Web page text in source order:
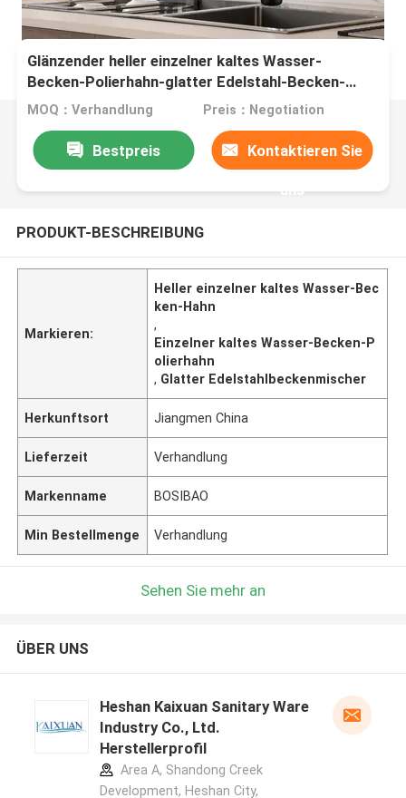
Glänzender heller einzelner kaltes Wasser-
Becken-Polierhahn-glatter Edelstahl-Becken-
Mischer
MOQ：Verhandlung Preis：Negotiation
Bestpreis Kontaktieren Sie
uns
PRODUKT-BESCHREIBUNG
Markieren:
Heller einzelner kaltes Wasser-Bec
ken-Hahn
,
Einzelner kaltes Wasser-Becken-P
olierhahn
, Glatter Edelstahlbeckenmischer
Herkunftsort Jiangmen China
Lieferzeit Verhandlung
Markenname BOSIBAO
Min Bestellmenge Verhandlung
Sehen Sie mehr an
ÜBER UNS
Heshan Kaixuan Sanitary Ware
Industry Co., Ltd.
Herstellerprofil
Area A, Shandong Creek
Development, Heshan City,